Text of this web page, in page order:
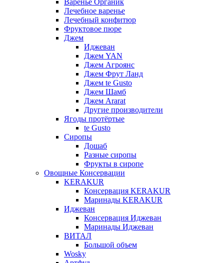
Варенье Органик
Лечебное варенье
Лечебный конфитюр
Фруктовое пюре
Джем
Иджеван
Джем YAN
Джем Агроянс
Джем Фрут Ланд
Джем te Gusto
Джем Шамб
Джем Ararat
Другие производители
Ягоды протёртые
te Gusto
Сиропы
Дошаб
Разные сиропы
Фрукты в сиропе
Овощные Консервации
KERAKUR
Консервация KERAKUR
Маринады KERAKUR
Иджеван
Консервация Иджеван
Маринады Иджеван
ВИТАЛ
Большой объем
Wosky